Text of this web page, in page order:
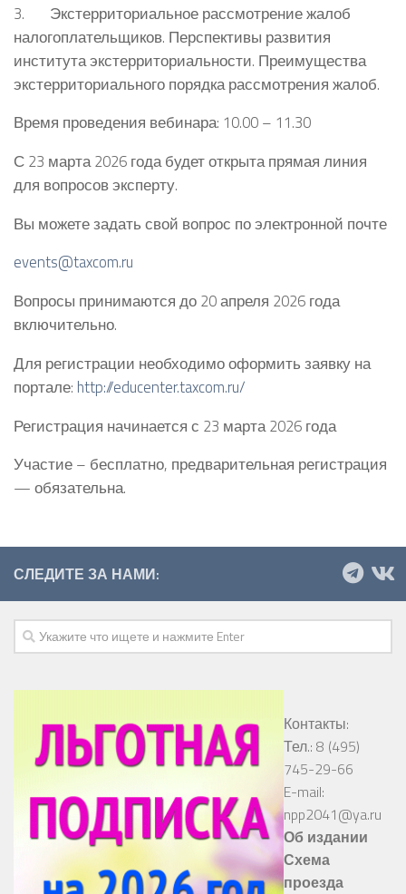
3. Экстерриториальное рассмотрение жалоб
налогоплательщиков. Перспективы развития
института экстерриториальности. Преимущества
экстерриториального порядка рассмотрения жалоб.
Время проведения вебинара: 10.00 – 11.30
С 23 марта 2026 года будет открыта прямая линия
для вопросов эксперту.
Вы можете задать свой вопрос по электронной почте
events@taxcom.ru
Вопросы принимаются до 20 апреля 2026 года
включительно.
Для регистрации необходимо оформить заявку на
портале: http://educenter.taxcom.ru/
Регистрация начинается с 23 марта 2026 года
Участие – бесплатно, предварительная регистрация
— обязательна.
СЛЕДИТЕ ЗА НАМИ:
Контакты:
Тел.: 8 (495)
745-29-66
E-mail:
npp2041@ya.ru
Об издании
Схема
проезда